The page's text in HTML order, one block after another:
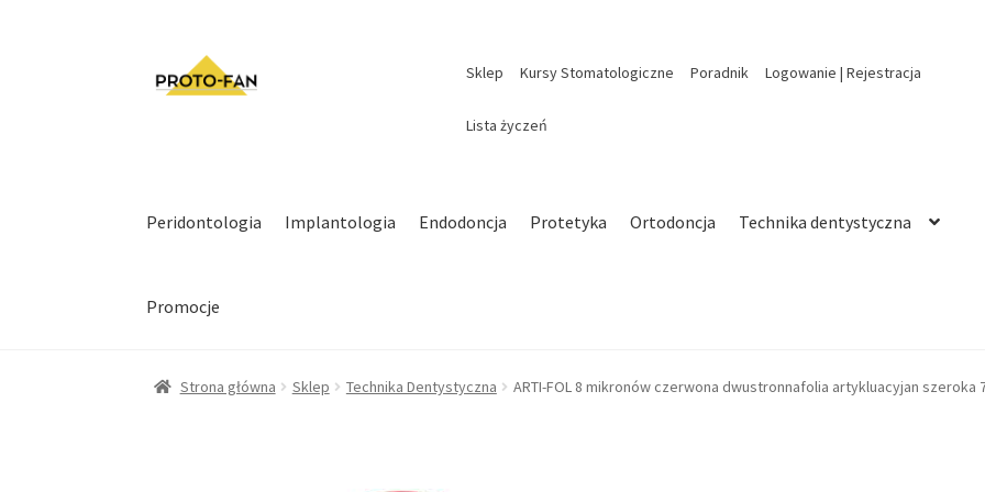
Sklep Kursy Stomatologiczne Poradnik Logowanie | Rejestracja
Lista życzeń
Peridontologia Implantologia Endodoncja Protetyka Ortodoncja Technika dentystyczna
Promocje
Strona główna Sklep Technika Dentystyczna ARTI-FOL 8 mikronów czerwona dwustronnafolia artykluacyjan szeroka